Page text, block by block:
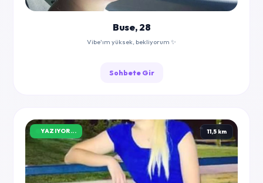
Buse, 28
Vibe'ım yüksek, bekliyorum ✨
Sohbete Gir
YAZIYOR... 11,5 km